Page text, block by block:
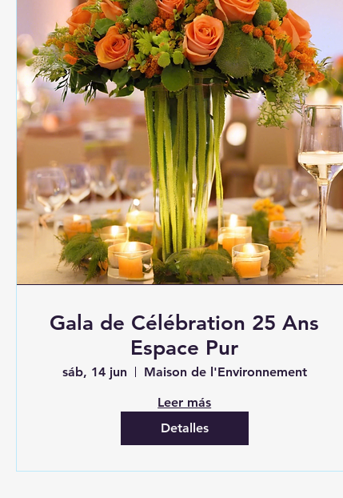
Gala de Célébration 25 Ans
Espace Pur
sáb, 14 jun
Maison de l'Environnement
Leer más
Detalles